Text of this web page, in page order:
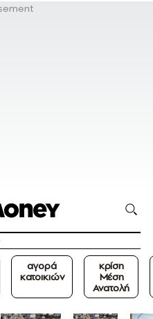
αγορά
κατοικιών
κρίση
Μέση
Ανατολή